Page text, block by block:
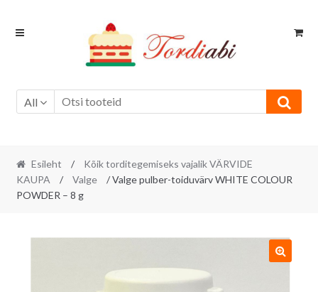
Skip
Skip
All
Esileht /
Kõik torditegemiseks vajalik VÄRVIDE
KAUPA
/ Valge
/ Valge pulber-toiduvärv WHITE COLOUR
POWDER – 8 g